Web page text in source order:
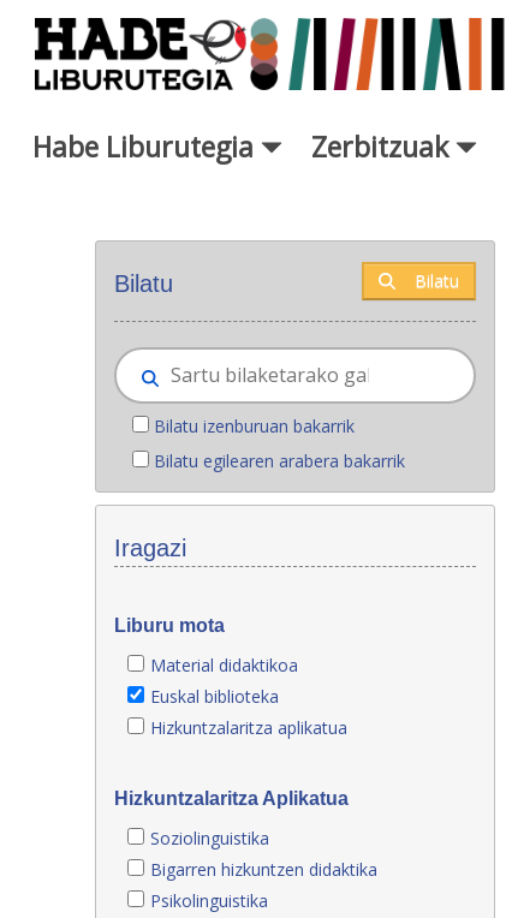
Eduki nagusira joan
Habe Liburutegia Zerbitzuak
Bilatu Bilatu
Bilatu izenburuan bakarrik
Bilatu egilearen arabera bakarrik
Iragazi
Liburu mota
Material didaktikoa
Euskal biblioteka
Hizkuntzalaritza aplikatua
Hizkuntzalaritza Aplikatua
Soziolinguistika
Bigarren hizkuntzen didaktika
Psikolinguistika